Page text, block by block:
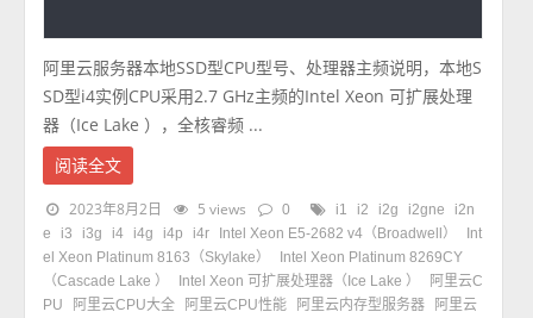
阿里云服务器本地SSD型CPU型号、处理器主频说明，本地S
SD型i4实例CPU采用2.7 GHz主频的Intel Xeon 可扩展处理
器（Ice Lake ），全核睿频 ...
阅读全文
2023年8月2日 5 views 0 i1 i2 i2g i2gne
i2n
e
i3 i3g i4 i4g i4p i4r Intel Xeon E5-2682 v4（Broadwell）
Int
el Xeon Platinum 8163（Skylake）
Intel Xeon Platinum 8269CY
（Cascade Lake ）
Intel Xeon 可扩展处理器（Ice Lake ）
阿里云C
PU
阿里云CPU大全 阿里云CPU性能 阿里云内存型服务器
阿里云